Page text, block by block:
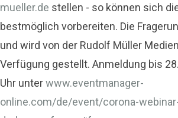
mueller.de stellen - so können sich
bestmöglich vorbereiten. Die
und wird von der Rudolf Müller
Verfügung gestellt. Anmeldung bis
Uhr unterwww.eventmanager-
online.com/de/event/corona-